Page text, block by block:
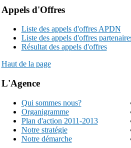
Appels d'Offres
Liste des appels d'offres APDN
Liste des appels d'offres
Résultat des appels d'offres
Haut de la page
L'Agence
Qui sommes nous?
Organigramme
Plan d'action 2011-2013
Notre stratégie
Notre démarche